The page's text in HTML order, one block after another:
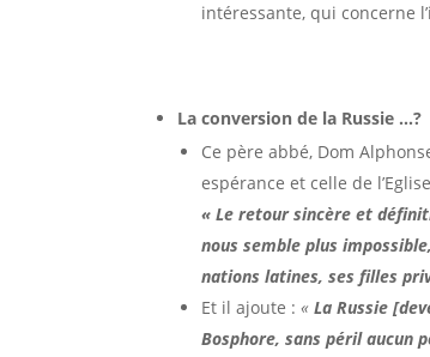
intéressante, qui concerne
La conversion de la Russie …?
Ce père abbé, Dom
espérance et celle de
«Le retour sincère et
nous semble plus
nations latines, ses filles
Et il ajoute :«La Russie
Bosphore, sans péril aucun